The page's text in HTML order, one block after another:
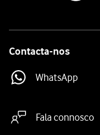
Contacta-nos
WhatsApp
Fala connosco